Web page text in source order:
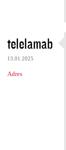
telelamab
13.01.2025
Adres